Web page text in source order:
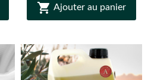
 Ajouter au panier